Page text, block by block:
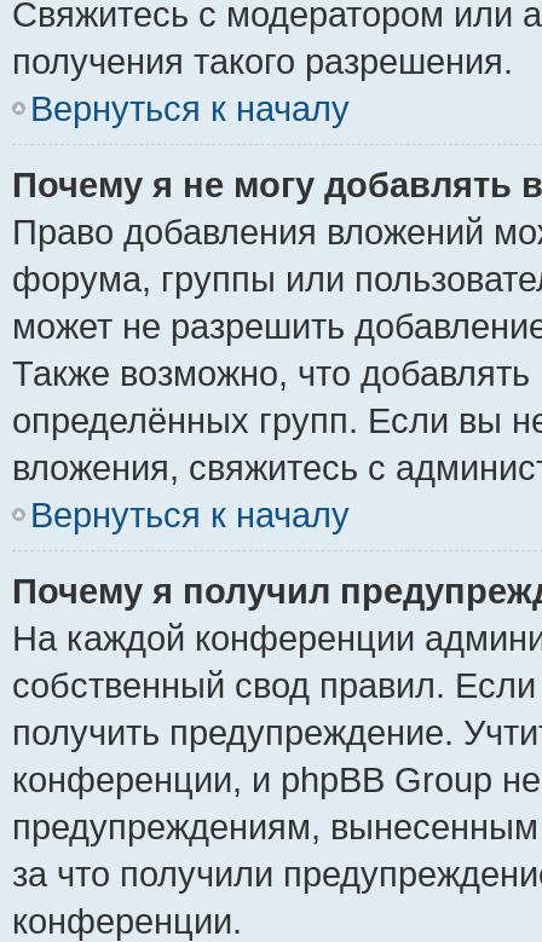
Свяжитесь с модератором или
получения такого разрешения.
Вернуться к началу
Почему я не могу добавлять
Право добавления вложений
форума, группы или
может не разрешить
Также возможно, что
определённых групп. Если вы
вложения, свяжитесь с
Вернуться к началу
Почему я получил
На каждой конференции
собственный свод правил.
получить предупреждение.
конференции, и phpBB Group
предупреждениям,
за что получили
конференции.